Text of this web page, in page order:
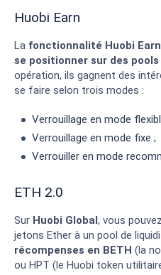
Huobi Earn
La fonctionnalité Huobi Earn
se positionner sur des
opération, ils gagnent des
se faire selon trois modes :
Verrouillage en mode
Verrouillage en mode fixe ;
Verrouiller en mode
ETH 2.0
Sur Huobi Global , vous
jetons Ether à un pool de
récompenses en BETH (la
ou HPT (le Huobi token